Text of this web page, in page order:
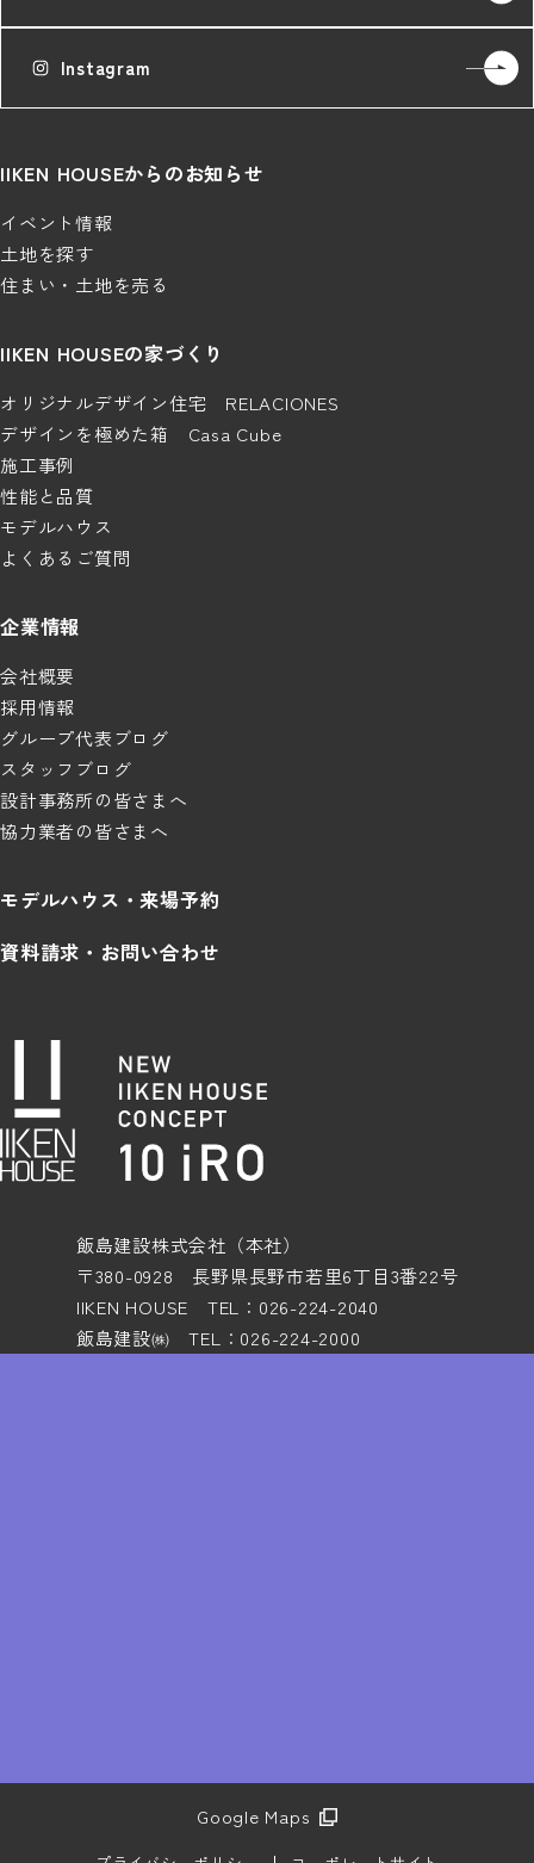
Instagram
IIKEN HOUSEからのお知らせ
イベント情報
土地を探す
住まい・土地を売る
IIKEN HOUSEの家づくり
オリジナルデザイン住宅 RELACIONES
デザインを極めた箱 Casa Cube
施工事例
性能と品質
モデルハウス
よくあるご質問
企業情報
会社概要
採用情報
グループ代表ブログ
スタッフブログ
設計事務所の皆さまへ
協力業者の皆さまへ
モデルハウス・来場予約
資料請求・お問い合わせ
飯島建設株式会社（本社）
〒380-0928 長野県長野市若里6丁目3番22号
IIKEN HOUSE TEL：026-224-2040
飯島建設㈱ TEL：026-224-2000
Google Maps